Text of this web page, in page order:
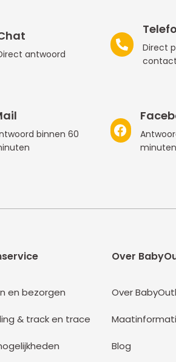
antwoord
Direct
contact
binnen 60
minuten
en bezorgen
& track en trace
Over
Over
Blog